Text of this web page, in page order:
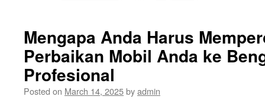
Mengapa Anda Harus
Perbaikan Mobil Anda ke
Profesional
Posted on March 14, 2025byadmin